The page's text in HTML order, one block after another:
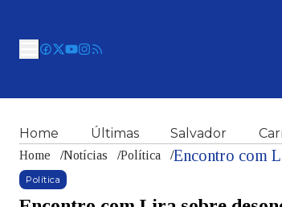
Home Últimas Salvador
Home /Notícias /Política /
Política